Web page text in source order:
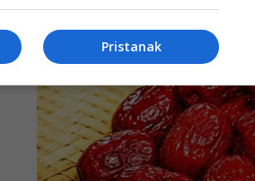
Pristanak